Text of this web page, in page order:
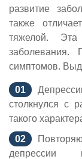
развитие
также
тяжелой.
заболевания.
симптомов.
столкнулся с
такого
депрессии